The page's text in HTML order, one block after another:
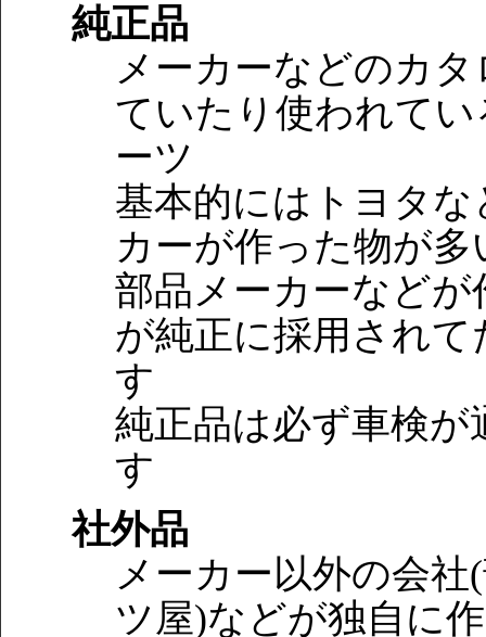
純正品
メーカーなどのカ
ていたり使われて
ーツ
基本的にはトヨタな
カーが作った物が多
部品メーカーなどが
が純正に採用され
す
純正品は必ず車検が
す
社外品
メーカー以外の会社
ツ屋)などが独自に